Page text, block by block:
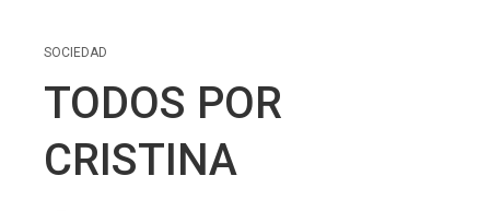
SOCIEDAD
TODOS POR
CRISTINA